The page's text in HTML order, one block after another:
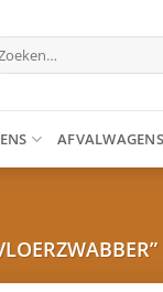
AFVALWAGENS